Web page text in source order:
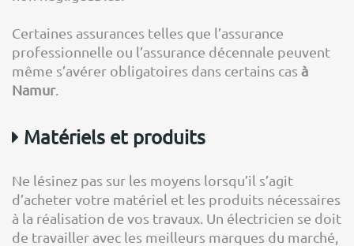
Certaines assurances telles que l’assurance
professionnelle ou l’assurance décennale peuvent
même s’avérer obligatoires dans certains cas à
Namur.
Matériels et produits
Ne lésinez pas sur les moyens lorsqu’il s’agit
d’acheter votre matériel et les produits nécessaires
à la réalisation de vos travaux. Un électricien se doit
de travailler avec les meilleurs marques du marché,